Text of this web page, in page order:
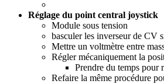
Réglage du point central joystick
Module sous tension
basculer les inverseur de CV
Mettre un voltmètre entre
Régler mécaniquement la
Prendre du temps pour
Refaire la même procédure